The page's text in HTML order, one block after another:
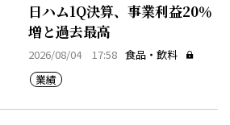
日ハム1Q決算、事業利益20％
増と過去最高
2026/08/04 17:58 食品・飲料
業績